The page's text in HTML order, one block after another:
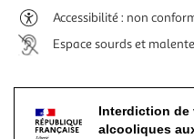
Accessibilité : non
Espace sourds et
Interdiction de
alcooliques